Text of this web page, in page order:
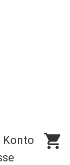
Konto